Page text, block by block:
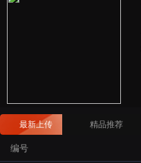
最新上传 精品推荐
编号